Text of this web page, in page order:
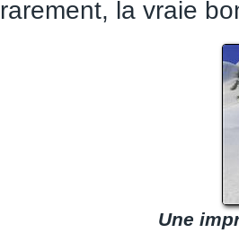
rarement, la vraie
Une